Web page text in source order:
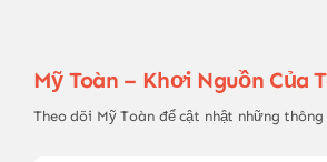
Mỹ Toàn – Khơi Nguồn Của
Theo dõi Mỹ Toàn để cật nhật những